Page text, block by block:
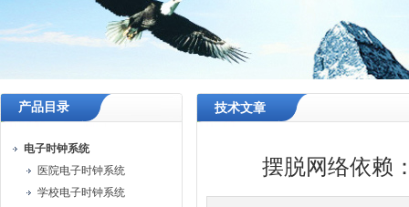
产品目录
电子时钟系统
医院电子时钟系统
学校电子时钟系统
技术文章
摆脱网络依赖